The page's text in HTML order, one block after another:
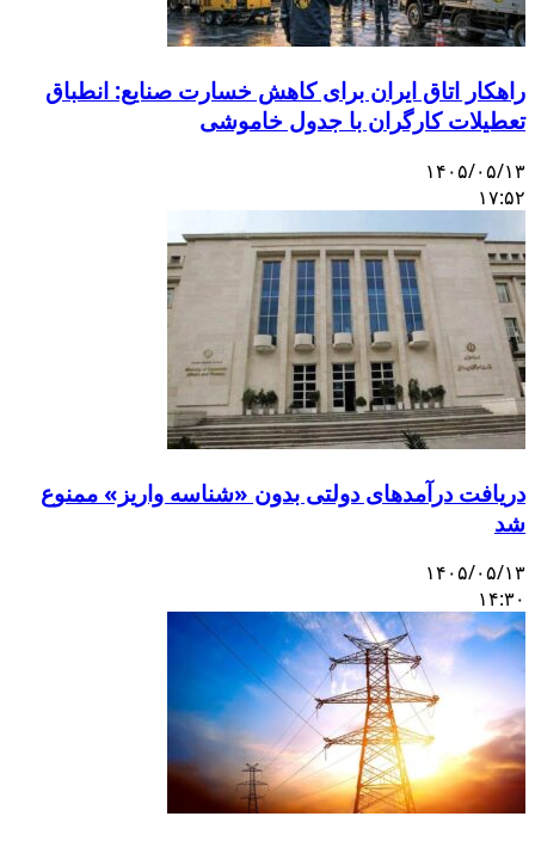
راهکار اتاق ایران برای کاهش خسارت صنایع: انطباق
تعطیلات کارگران با جدول خاموشی
۱۴۰۵/۰۵/۱۳
۱۷:۵۲
دریافت درآمدهای دولتی بدون «شناسه واریز» ممنوع
شد
۱۴۰۵/۰۵/۱۳
۱۴:۳۰